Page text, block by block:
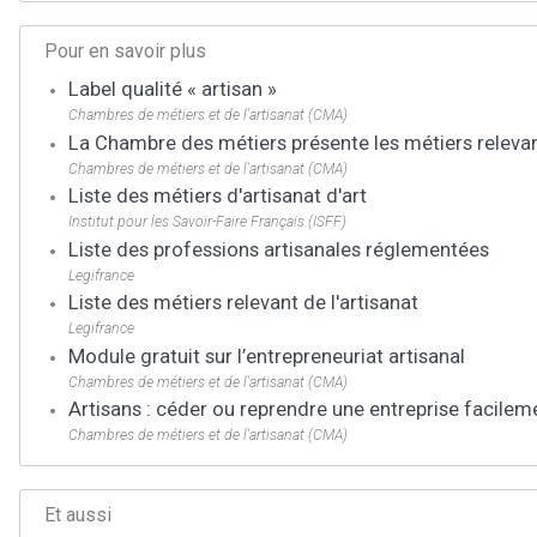
Pour en savoir plus
Label qualité « artisan »
Chambres de métiers et de l'artisanat (CMA)
La Chambre des métiers présente les métiers
Chambres de métiers et de l'artisanat (CMA)
Liste des métiers d'artisanat d'art
Institut pour les Savoir-Faire Français (ISFF)
Liste des professions artisanales réglementées
Legifrance
Liste des métiers relevant de l'artisanat
Legifrance
Module gratuit sur l’entrepreneuriat artisanal
Chambres de métiers et de l'artisanat (CMA)
Artisans : céder ou reprendre une entreprise
Chambres de métiers et de l'artisanat (CMA)
Et aussi